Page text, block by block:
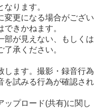
ります。
更になる場合がござい
きかねます。
が見えない、もしくは
承ください。
ます。撮影・録音行為
を試みる行為が確認され
プロード(共有)に関し